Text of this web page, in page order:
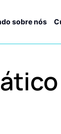
sobre nós